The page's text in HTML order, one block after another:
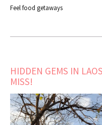
Feel food getaways
HIDDEN GEMS IN
MISS!